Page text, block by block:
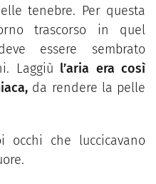
tenebre. Per questa
trascorso in quel
essere sembrato
Laggiù l’aria era così
da rendere la pelle
occhi che luccicavano